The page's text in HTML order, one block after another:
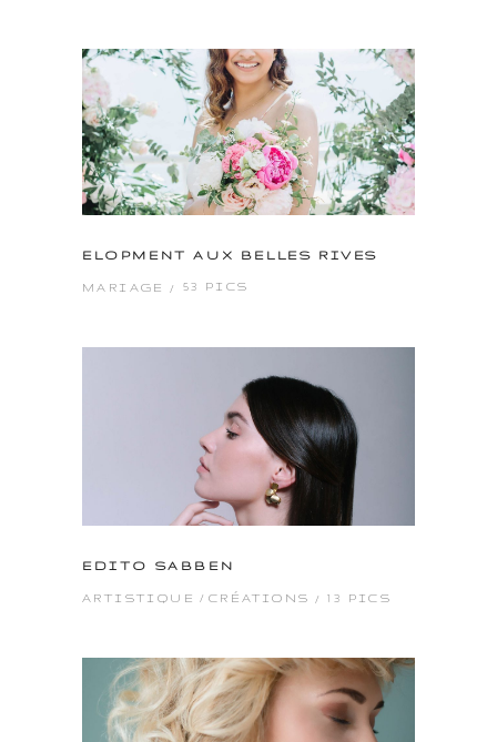
ELOPMENT AUX BELLES RIVES
MARIAGE 53 PICS
EDITO SABBEN
ARTISTIQUE CRÉATIONS 13 PICS